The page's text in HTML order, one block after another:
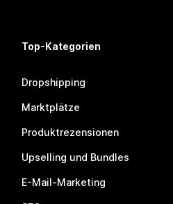
Top-Kategorien
Dropshipping
Marktplätze
Produktrezensionen
Upselling und Bundles
E-Mail-Marketing